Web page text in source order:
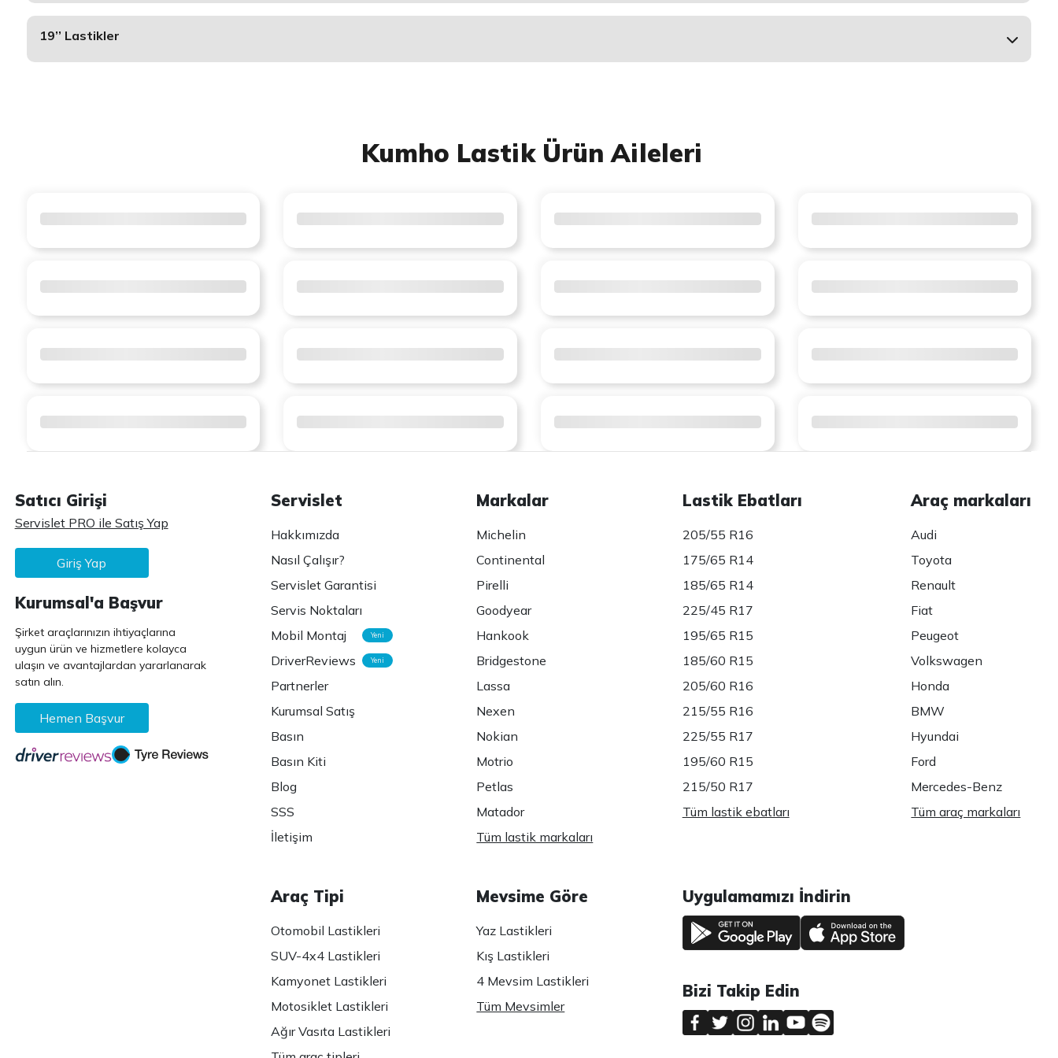
19’’ Lastikler
Kumho Lastik Ürün Aileleri
Satıcı Girişi
Servislet PRO ile Satış Yap
Giriş Yap
Kurumsal'a Başvur
Şirket araçlarınızın ihtiyaçlarına
uygun ürün ve hizmetlere kolayca
ulaşın ve avantajlardan yararlanarak
satın alın.
Hemen Başvur
Servislet
Hakkımızda
Nasıl Çalışır?
Servislet Garantisi
Servis Noktaları
Mobil Montaj
Yeni
DriverReviews Yeni
Partnerler
Kurumsal Satış
Basın
Basın Kiti
Blog
SSS
İletişim
Markalar
Michelin
Continental
Pirelli
Goodyear
Hankook
Bridgestone
Lassa
Nexen
Nokian
Motrio
Petlas
Matador
Tüm lastik markaları
Lastik Ebatları
205/55 R16
175/65 R14
185/65 R14
225/45 R17
195/65 R15
185/60 R15
205/60 R16
215/55 R16
225/55 R17
195/60 R15
215/50 R17
Tüm lastik ebatları
Araç markaları
Audi
Toyota
Renault
Fiat
Peugeot
Volkswagen
Honda
BMW
Hyundai
Ford
Mercedes-Benz
Tüm araç markaları
Araç Tipi
Otomobil Lastikleri
SUV-4x4 Lastikleri
Kamyonet Lastikleri
Motosiklet Lastikleri
Ağır Vasıta Lastikleri
Mevsime Göre
Yaz Lastikleri
Kış Lastikleri
4 Mevsim Lastikleri
Tüm Mevsimler
Uygulamamızı İndirin
Bizi Takip Edin